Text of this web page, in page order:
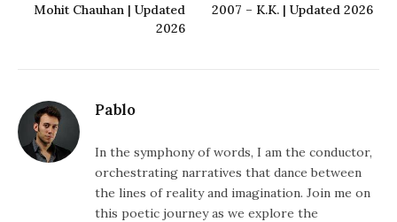
Mohit Chauhan | Updated
2026
2007 – K.K. | Updated 2026
Pablo
In the symphony of words, I am the conductor,
orchestrating narratives that dance between
the lines of reality and imagination. Join me on
this poetic journey as we explore the